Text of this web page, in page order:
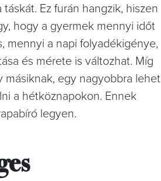
Ez furán hangzik, hiszen
hogy a gyermek mennyi időt
mennyi a napi folyadékigénye,
és mérete is változhat. Míg
egy nagyobbra lehet
a hétköznapokon. Ennek
legyen.